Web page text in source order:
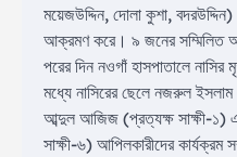
ময়েজউদ্দিন, দোলা কুশা,
আক্রমণ করে। ৯ জনের সম্মিলিত
পরের দিন নওগাঁ হাসপাতালে
মধ্যে নাসিরের ছেলে নজরুল
আব্দুল আজিজ (প্রত্যক্ষ সাক্ষী-১)
সাক্ষী-৬) আপিলকারীদের